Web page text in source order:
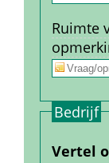
Ruimte
Bedrijf
Vertel